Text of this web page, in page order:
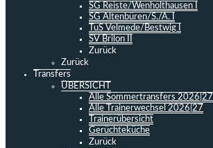
SG Reiste/Wenholthausen I
SG Altenbüren/S./A. I
TuS Velmede/Bestwig I
SV Brilon II
Zurück
Zurück
Transfers
ÜBERSICHT
Alle Sommertransfers 2026|27
Alle Trainerwechsel 2026|27
Trainerübersicht
Gerüchteküche
Zurück